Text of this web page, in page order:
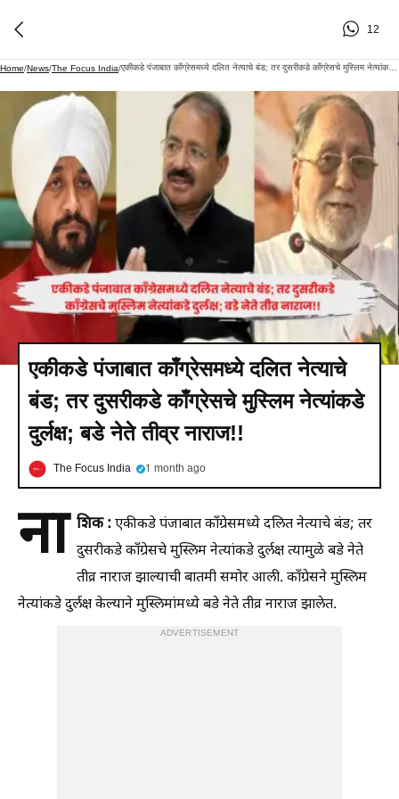
12
Home/News/The Focus India/ एकीकडे पंजाबात काँग्रेसमध्ये दलित नेत्याचे बंड; तर दुसरीकडे काँग्रेसचे मुस्लिम नेत्यांकडे दुर्लक्ष; बडे नेते तीव्र नाराज!!
एकीकडे पंजाबात काँग्रेसमध्ये दलित नेत्याचे
बंड; तर दुसरीकडे काँग्रेसचे मुस्लिम नेत्यांकडे
दुर्लक्ष; बडे नेते तीव्र नाराज!!
The Focus India 1 month ago
ना शिक :एकीकडे पंजाबात काँग्रेसमध्ये दलित नेत्याचे बंड; तर
दुसरीकडे काँग्रेसचे मुस्लिम नेत्यांकडे दुर्लक्ष त्यामुळे बडे नेते
तीव्र नाराज झाल्याची बातमी समोर आली. काँग्रेसने मुस्लिम
नेत्यांकडे दुर्लक्ष केल्याने मुस्लिमांमध्ये बडे नेते तीव्र नाराज झालेत.
ADVERTISEMENT